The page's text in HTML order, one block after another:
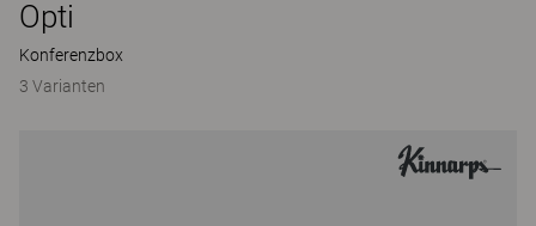
Opti
Konferenzbox
3 Varianten